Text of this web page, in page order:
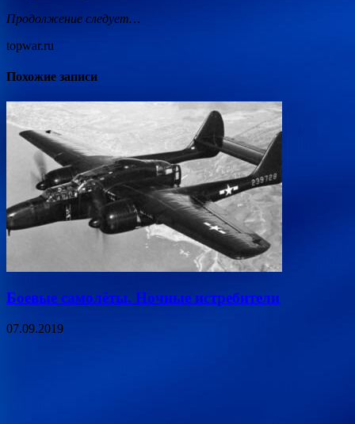
Продолжение следует…
topwar.ru
Похожие записи
Боевые самолёты. Ночные истребители
07.09.2019